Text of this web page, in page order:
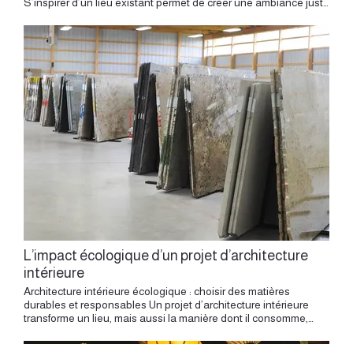
L’impact écologique d’un projet d’architecture
intérieure
Architecture intérieure écologique : choisir des matières durables et responsables Un projet d’architecture intérieure transforme un lieu, mais aussi la manière dont il consomme, respire, dure et évolue. Chaque choix engage une ressource : une matière extraite, un élément conservé, un meuble dessiné, un sol posé, une cloison déplacée, une lumière installée, un équipement choisi. Un projet intérieur plus responsable relie confort, matériaux, énergie et durée de vie du lieu. Penser l’impact écologique d’un projet, c’est élargir le regard. Il s’agit de concevoir un intérieur plus juste, plus durable, plus sain, plus attentif à ce qui existe déjà. Cette approche commence bien avant le chantier, dès les premières intentions, lorsque le lieu est observé dans sa structure, ses qualités, ses matières et son potentiel. L’architecture intérieure peut alors devenir un outil de transformation responsable. Elle permet de révéler un espace avec mesure, d’utiliser les ressources avec intelligence et de créer un cadre de vie confortable, sensible et durable. Partir de l’existant Le premier geste écologique consiste souvent à regarder ce qui est déjà là. Un parquet ancien, une porte moulurée, une cheminée, une cloison utile, une pierre apparente, une bibliothèque existante, une cuisine de qualité, une lumière naturelle bien orientée ou une distribution déjà cohérente peuvent devenir des appuis de projet. Conserver, restaurer, déplacer, adapter ou réinterpréter permet de limiter les interventions lourdes et de préserver l’âme du lieu. Dans un appartement lyonnais ancien, cette démarche prend une valeur particulière. Un canut, un appartement haussmannien, un logement en Presqu’île ou un bien familial déjà transformé au fil du temps possède souvent des éléments capables de nourrir le projet. L’existant devient une ressource. Il donne au projet une profondeur, une mémoire et une cohérence que la nouveauté seule apporte difficilement. Concevoir avec mesure L’écologie d’un projet se joue aussi dans la justesse de la transformation. Chaque cloison déposée, chaque matériau remplacé, chaque élément ajouté doit répondre à une intention claire. Le projet gagne en qualité lorsqu’il intervient avec précision, là où le lieu en a réellement besoin. Une rénovation intérieure peut transformer fortement un appartement avec des gestes ciblés. Clarifier une circulation, ouvrir une perspective, intégrer un meuble sur mesure, mieux capter la lumière, restaurer un sol, améliorer les rangements ou retravailler les couleurs peut changer profondément la perception du lieu. Cette mesure donne au projet sa force. Elle permet de hiérarchiser les interventions, de préserver les ressources et de concentrer l’énergie sur ce qui améliore vraiment l’usage, le confort et l’atmosphère. Le choix des matériaux Les matériaux représentent une part importante de l’impact écologique d’un projet. Ils portent une histoire : origine, fabrication, transport, pose, entretien, durée de vie, capacité à être réparés ou réemployés. Choisir une matière, c’est donc choisir une manière d’habiter dans le temps. Le bois, la pierre, la terre cuite, la chaux, les peintures plus saines, les textiles naturels, les matériaux recyclés ou issus de filières responsables peuvent donner une qualité sensible au projet tout en accompagnant une démarche plus attentive. La matière doit aussi être choisie pour son usage. Un sol très sollicité, une cuisine, une salle de bains, une entrée, une chambre ou un espace professionnel demandent des réponses différentes. La durabilité vient de cette adéquation entre matériau, usage et entretien. Une matière bien choisie vieillit avec élégance. Elle accompagne le lieu, au lieu de se fatiguer trop vite. Le réemploi comme matière créative Le réemploi offre une autre manière de concevoir. Il permet d’intégrer au projet des éléments déjà existants : mobilier ancien, luminaires, portes, poignées, radiateurs, carreaux, parquet, sanitaires, structures métalliques, bois récupéré ou objets chinés. Ces éléments apportent souvent une présence singulière. Ils racontent une histoire, créent un contraste, donnent du caractère et évitent l’uniformité. Un meuble ancien peut devenir un point d’ancrage dans un appartement contemporain. Une porte récupérée peut donner une profondeur à une chambre. Un luminaire chiné peut créer une atmosphère plus intime. Le réemploi demande un vrai travail de composition. Il faut choisir, adapter, intégrer, équilibrer. Chaque pièce doit trouver sa place dans le projet global. L’architecture intérieure permet de transformer ces éléments en véritable langage, avec cohérence et précision. Réduire les déchets de chantier Un chantier génère de la matière déposée, triée, évacuée, parfois valorisée. L’impact écologique d’une rénovation se pense donc aussi à travers la gestion des déchets. Cette question commence dès la conception. Les choix écologiques gagnent en cohérence lorsqu’ils sont intégrés dès les premières étapes de conception. Plus le projet est clair, plus les interventions sont maîtrisées. Les démolitions deviennent ciblées. Les matériaux à conserver sont identifiés. Les éléments à déposer avec soin peuvent être réemployés ou donnés. Les quantités sont mieux anticipées. Dans un appartement ancien, cette attention est essentielle. Un sol, une menuiserie, une cheminée, une porte, une quincaillerie ou un meuble intégré peuvent parfois trouver une seconde vie. Le projet gagne alors en profondeur et en sobriété. La réduction des déchets passe par une vision globale. Elle demande de considérer le chantier comme une étape de transformation, avec une responsabilité sur chaque matière déplacée. Penser le cycle de vie Un intérieur écologique se mesure aussi dans le temps. Un matériau durable, un meuble réparable, un agencement évolutif, une couleur bien choisie, une lumière confortable ou une distribution adaptable permettent à l’espace de traverser les années avec plus de stabilité. Le cycle de vie invite à penser au-delà de la première impression. Réhabiliter une grange prolonge la vie d’une structure existante et donne une nouvelle valeur au bâti. Une finition très fragile peut devenir contraignante au quotidien. Un meuble mal adapté peut être remplacé rapidement. Un équipement complexe peut demander davantage d’entretien. Un choix très marqué peut fatiguer l’œil plus vite. La durabilité repose sur l’accord entre usage, qualité et désir. Un intérieur conçu avec justesse vieillit mieux. Il accompagne les évolutions de vie, accueille de nouveaux usages et garde une cohérence au fil du temps. Améliorer le confort thermique L’impact écologique d’un projet d’architecture intérieure concerne aussi le confort thermique. Un appartement agréable à vivre consomme mieux son énergie. La rénovation peut améliorer cette qualité par plusieurs leviers : isolation intérieure adaptée, traitement des parois froides, menuiseries performantes, rideaux épais, gestion des apports solaires, ventilation équilibrée, choix de matériaux confortables, optimisation du chauffage et répartition plus fluide des usages. À Lyon, les situations varient beaucoup. Un appartement ancien sur cour, un canut haut sous plafond, un dernier étage, un logement traversant ou un rez-de-chaussée demandent des réponses spécifiques. Le projet doit comprendre les qualités du lieu avant d’agir. Un bon confort thermique repose sur une relation fine entre architecture, usage, lumière et matière. Travailler la lumière naturelle La lumière naturelle représente une ressource essentielle. Elle améliore le confort, influence les ambiances et participe à la qualité de vie. Un projet bien conçu cherche à la capter, la diffuser et l’accompagner. Dans un appartement lyonnais, la lumière peut être généreuse, filtrée, traversante, profonde, latérale ou plus intime selon l’orientation, l’étage et le tissu urbain. Le plan peut amplifier cette lumière. Une cloison vitrée, une ouverture bien placée, une teinte claire, un miroir, un meuble bas ou une continuité de sol peuvent aider la clarté à circuler. L’éclairage artificiel vient ensuite compléter la composition. Il doit être précis, confortable, adapté aux usages et pensé par ambiances. Une lumière bien dessinée améliore la perception des volumes et évite les excès. La lumière devient alors une matière écologique, sensible et quotidienne. Choisir des équipements adaptés Les équipements influencent aussi l’impact d’un projet. Cuisine, électroménager, robinetterie, chauffage, ventilation, luminaires, sanitaires et commandes électriques doivent être choisis avec attention. Un équipement bien dimensionné répond aux besoins réels. Il apporte du confort, facilite les usages et s’intègre durablement dans l’espace. La sobriété vient souvent de cette précision : choisir ce qui convient, avec une qualité adaptée, une consommation maîtrisée et une facilité d’entretien. Dans une cuisine, l’implantation compte autant que les appareils. Dans une salle de bains, la robinetterie, la ventilation, les revêtements et la lumière participent au confort quotidien. Dans une pièce de vie, les luminaires, les prises, les commandes et les rangements accompagnent les gestes avec discrétion. L’écologie se trouve aussi dans cette ergonomie bien pensée. Créer un intérieur sain L’impact écologique rejoint directement la santé intérieure. Les matériaux, les peintures, les colles, les revêtements, les textiles, la ventilation et l’humidité influencent la qualité de l’air et le confort quotidien. Un intérieur sain se conçoit dès les premiers choix. Il privilégie des matières adaptées, des finitions plus respectueuses, une ventilation cohérente, une lumière confortable et une organisation claire des usages. La salle de bains, la cuisine et les chambres demandent une attention particulière. L’air doit circuler. Les matériaux doivent convenir à leur environnement. Les zones humides doivent être traitées avec soin. Les chambres doivent rester apaisantes, douces et faciles à vivre. Le bien-être vie